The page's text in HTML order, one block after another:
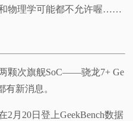
物理学可能都不允许喔……
颗次旗舰SoC——骁龙7+ Ge
有新消息。
2月20日登上GeekBench数据